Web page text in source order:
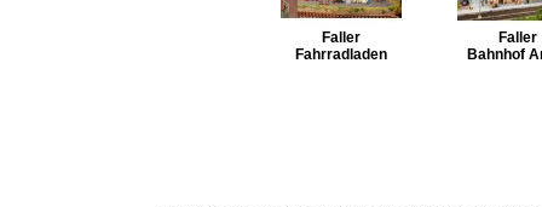
Faller
Fahrradladen
Faller
Bahnhof